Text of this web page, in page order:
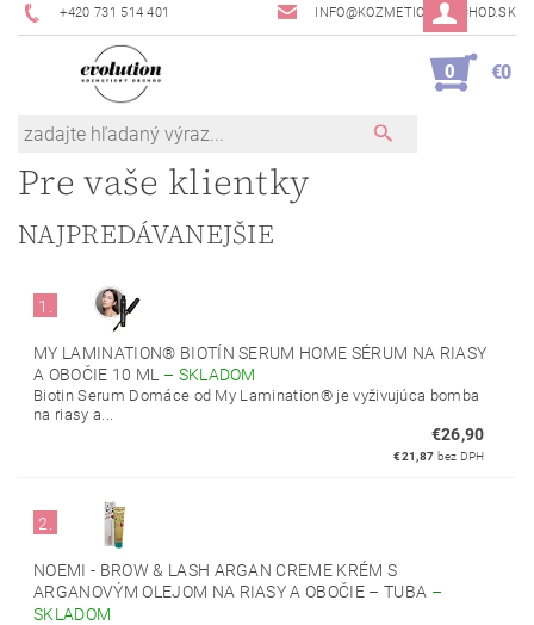
+420 731 514 401 INFO@KOZMETICKYOBCHOD.SK
0 €0
Pre vaše klientky
NAJPREDÁVANEJŠIE
1.
MY LAMINATION® BIOTÍN SERUM HOME SÉRUM NA RIASY
A OBOČIE 10 ML – SKLADOM
Biotin Serum Domáce od My Lamination® je vyživujúca bomba
na riasy a...
€26,90
€21,87 bez DPH
2.
NOEMI - BROW & LASH ARGAN CREME KRÉM S
ARGANOVÝM OLEJOM NA RIASY A OBOČIE – TUBA –
SKLADOM